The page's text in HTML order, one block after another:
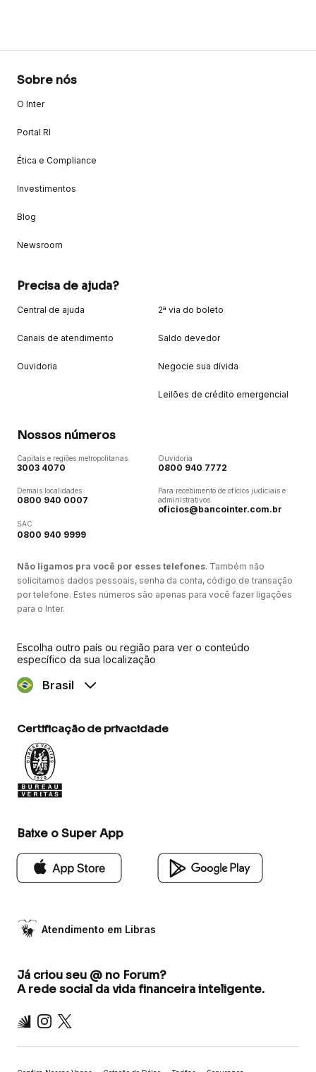
Sobre nós
O Inter
Portal RI
Ética e Compliance
Investimentos
Blog
Newsroom
Precisa de ajuda?
Central de ajuda
Canais de atendimento
Ouvidoria
2ª via do boleto
Saldo devedor
Negocie sua dívida
Leilões de crédito emergencial
Nossos números
Capitais e regiões metropolitanas
3003 4070
Demais localidades
0800 940 0007
SAC
0800 940 9999
Ouvidoria
0800 940 7772
Para recebimento de ofícios judiciais e
administrativos
oficios@bancointer.com.br
Não ligamos pra você por esses telefones. Também não
solicitamos dados pessoais, senha da conta, código de transação
por telefone. Estes números são apenas para você fazer ligações
para o Inter.
Escolha outro país ou região para ver o conteúdo
específico da sua localização
Brasil
Certificação de privacidade
Baixe o Super App
Atendimento em Libras
Já criou seu @ no Forum?
A rede social da vida financeira inteligente.
Inter Instagram
X